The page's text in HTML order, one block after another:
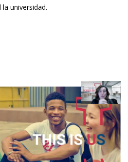
universidad.